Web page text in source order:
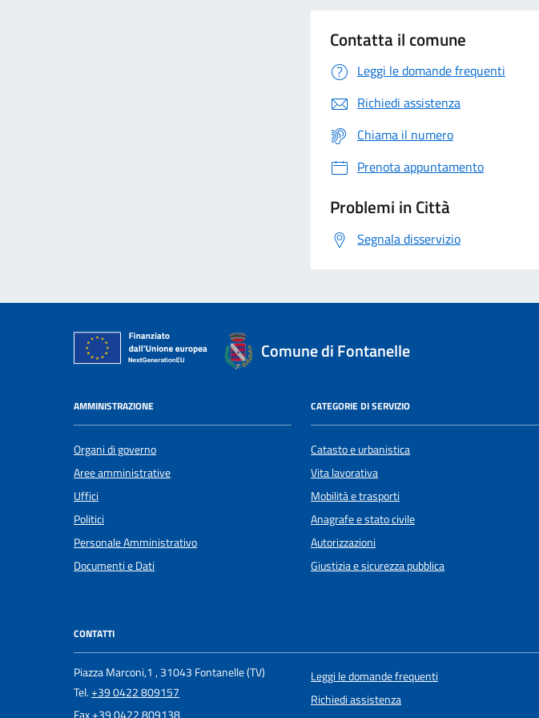
Contatta il comune
Leggi le domande frequenti
Richiedi assistenza
Chiama il numero
Prenota appuntamento
Problemi in Città
Segnala disservizio
Comune di Fontanelle
AMMINISTRAZIONE
Organi di governo
Aree amministrative
Uffici
Politici
Personale Amministrativo
Documenti e Dati
CATEGORIE DI SERVIZIO
Catasto e urbanistica
Vita lavorativa
Mobilità e trasporti
Anagrafe e stato civile
Autorizzazioni
Giustizia e sicurezza pubblica
CONTATTI
Piazza Marconi,1 , 31043 Fontanelle (TV)
Tel.+39 0422 809157
Leggi le domande frequenti
Richiedi assistenza